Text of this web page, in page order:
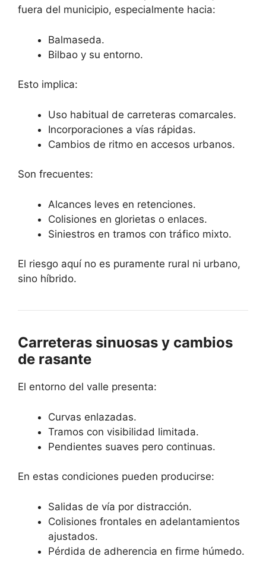
fuera del municipio, especialmente hacia:
Balmaseda.
Bilbao y su entorno.
Esto implica:
Uso habitual de carreteras comarcales.
Incorporaciones a vías rápidas.
Cambios de ritmo en accesos urbanos.
Son frecuentes:
Alcances leves en retenciones.
Colisiones en glorietas o enlaces.
Siniestros en tramos con tráfico mixto.
El riesgo aquí no es puramente rural ni urbano,
sino híbrido.
Carreteras sinuosas y cambios
de rasante
El entorno del valle presenta:
Curvas enlazadas.
Tramos con visibilidad limitada.
Pendientes suaves pero continuas.
En estas condiciones pueden producirse:
Salidas de vía por distracción.
Colisiones frontales en adelantamientos
ajustados.
Pérdida de adherencia en firme húmedo.